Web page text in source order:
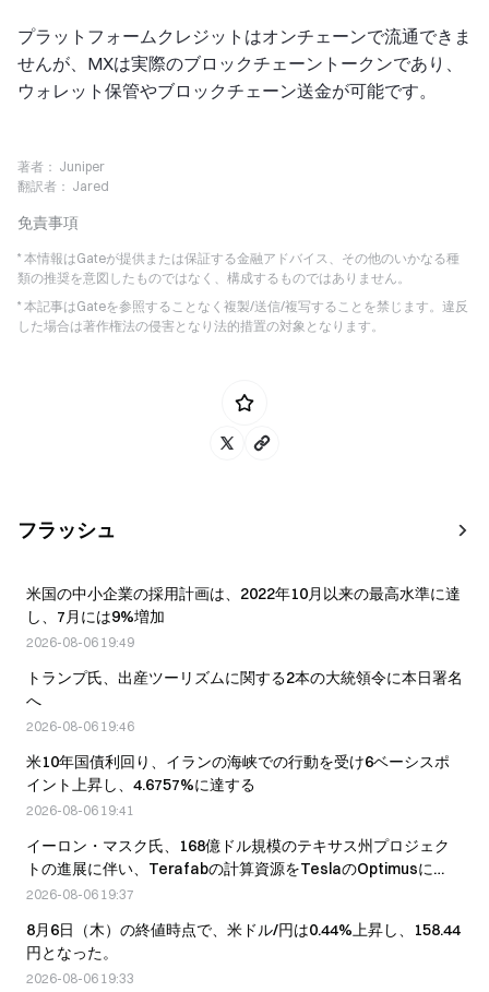
プラットフォームクレジットはオンチェーンで流通できま
せんが、MXは実際のブロックチェーントークンであり、
ウォレット保管やブロックチェーン送金が可能です。
著者： Juniper
翻訳者： Jared
免責事項
* 本情報はGateが提供または保証する金融アドバイス、その他のいかなる種
類の推奨を意図したものではなく、構成するものではありません。
* 本記事はGateを参照することなく複製/送信/複写することを禁じます。違反
した場合は著作権法の侵害となり法的措置の対象となります。
フラッシュ
米国の中小企業の採用計画は、2022年10月以来の最高水準に達
し、7月には9%増加
2026-08-06 19:49
トランプ氏、出産ツーリズムに関する2本の大統領令に本日署名
へ
2026-08-06 19:46
米10年国債利回り、イランの海峡での行動を受け6ベーシスポ
イント上昇し、4.6757%に達する
2026-08-06 19:41
イーロン・マスク氏、168億ドル規模のテキサス州プロジェク
トの進展に伴い、Terafabの計算資源をTeslaのOptimusに
25%、SpaceXのAIに75%配分すると明らかにする
2026-08-06 19:37
8月6日（木）の終値時点で、米ドル/円は0.44%上昇し、158.44
円となった。
2026-08-06 19:33